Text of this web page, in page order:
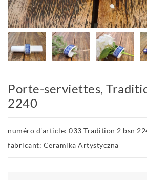
Porte-serviettes,
2240
numéro d'article: 033 Tradition 2 bsn
fabricant: Ceramika Artystyczna